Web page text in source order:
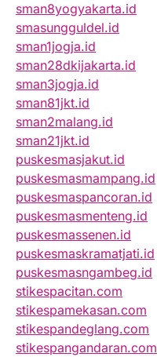
sman8yogyakarta.id
smasungguldel.id
sman1jogja.id
sman28dkijakarta.id
sman3jogja.id
sman81jkt.id
sman2malang.id
sman21jkt.id
puskesmasjakut.id
puskesmasmampang.id
puskesmaspancoran.id
puskesmasmenteng.id
puskesmassenen.id
puskesmaskramatjati.id
puskesmasngambeg.id
stikespacitan.com
stikespamekasan.com
stikespandeglang.com
stikespangandaran.com